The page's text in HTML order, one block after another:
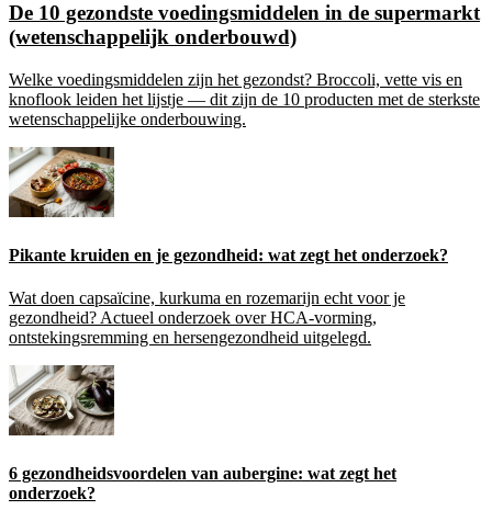
De 10 gezondste voedingsmiddelen in de supermarkt
(wetenschappelijk onderbouwd)
Welke voedingsmiddelen zijn het gezondst? Broccoli, vette vis en
knoflook leiden het lijstje — dit zijn de 10 producten met de sterkste
wetenschappelijke onderbouwing.
Pikante kruiden en je gezondheid: wat zegt het onderzoek?
Wat doen capsaïcine, kurkuma en rozemarijn echt voor je
gezondheid? Actueel onderzoek over HCA-vorming,
ontstekingsremming en hersengezondheid uitgelegd.
6 gezondheidsvoordelen van aubergine: wat zegt het
onderzoek?